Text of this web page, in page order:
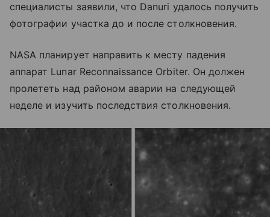
специалисты заявили, что Danuri удалось получить
фотографии участка до и после столкновения.
NASA планирует направить к месту падения
аппарат Lunar Reconnaissance Orbiter. Он должен
пролететь над районом аварии на следующей
неделе и изучить последствия столкновения.